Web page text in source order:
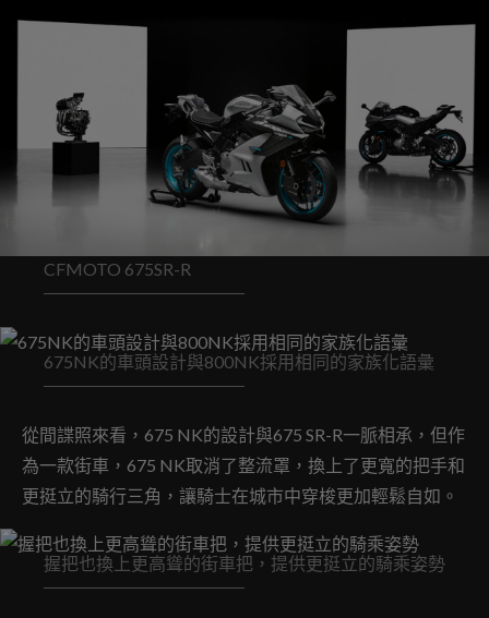
CFMOTO 675SR-R
675NK的車頭設計與800NK採用相同的家族化語彙
從間諜照來看，675 NK的設計與675 SR-R一脈相承，但作
為一款街車，675 NK取消了整流罩，換上了更寬的把手和
更挺立的騎行三角，讓騎士在城市中穿梭更加輕鬆自如。
握把也換上更高聳的街車把，提供更挺立的騎乘姿勢